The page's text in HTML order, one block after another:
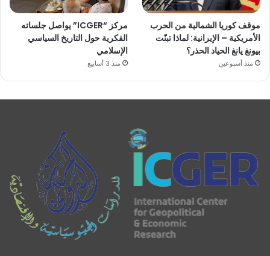
موقف كوريا الشمالية من الحرب
الأمريكية – الإيرانية: لماذا تبنّت
بيونغ يانغ الحياد الحذر؟
منذ أسبوعين
مركز “ICGER” يواصل جلساته
الفكرية حول التاريخ السياسي
الإسلامي
منذ 3 أسابيع